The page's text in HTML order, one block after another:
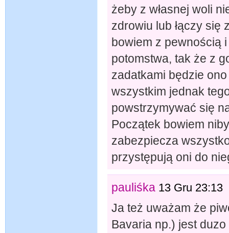
żeby z własnej woli
zdrowiu lub łączy się
bowiem z pewnością
potomstwa, tak że z
zadatkami będzie
wszystkim jednak
powstrzymywać się
Początek bowiem
zabezpiecza
przystępują oni do
pauliśka 13 Gru 23:13
Ja też uważam że
Bavaria np.) jest